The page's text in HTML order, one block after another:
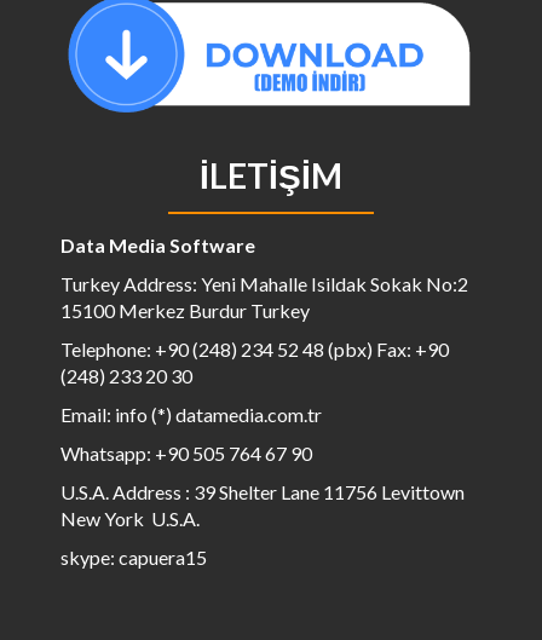
İLETIŞIM
Data Media Software
Turkey Address: Yeni Mahalle Isildak Sokak No:2
15100 Merkez Burdur Turkey
Telephone: +90 (248) 234 52 48 (pbx) Fax: +90
(248) 233 20 30
Email: info (*) datamedia.com.tr
Whatsapp: +90 505 764 67 90
U.S.A. Address : 39 Shelter Lane 11756 Levittown
New York U.S.A.
skype: capuera15